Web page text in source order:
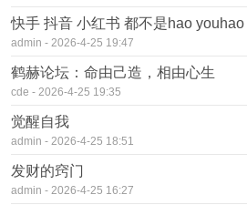
快手 抖音 小红书 都不是hao youhao
admin - 2026-4-25 19:47
鹤赫论坛：命由己造，相由心生
cde - 2026-4-25 19:35
觉醒自我
admin - 2026-4-25 18:51
发财的窍门
admin - 2026-4-25 16:27